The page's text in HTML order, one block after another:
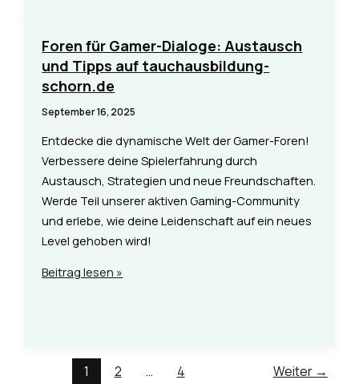
Stühlen
von
tauchausbildung-
Foren für Gamer-Dialoge: Austausch
und Tipps auf tauchausbildung-
schorn.de
September 16, 2025
Entdecke die dynamische Welt der Gamer-Foren!
Verbessere deine Spielerfahrung durch
Austausch, Strategien und neue Freundschaften.
Werde Teil unserer aktiven Gaming-Community
und erlebe, wie deine Leidenschaft auf ein neues
Level gehoben wird!
Foren
Beitrag lesen »
1 2 … 4 Weiter →